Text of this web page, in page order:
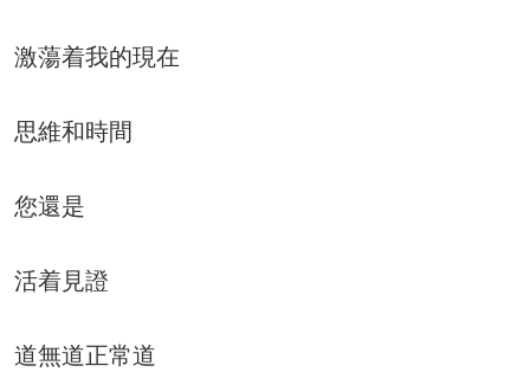
激蕩着我的現在
思維和時間
您還是
活着見證
道無道正常道